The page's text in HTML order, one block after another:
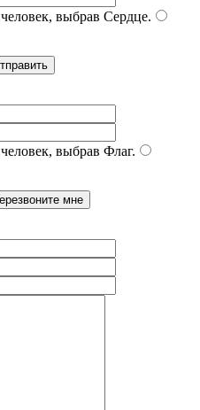
выбрав Сердце.
выбрав Флаг.